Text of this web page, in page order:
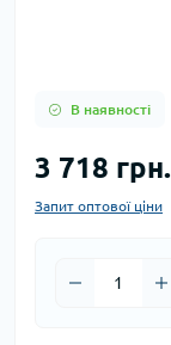
В наявності
3 718 грн.
Запит оптової ціни